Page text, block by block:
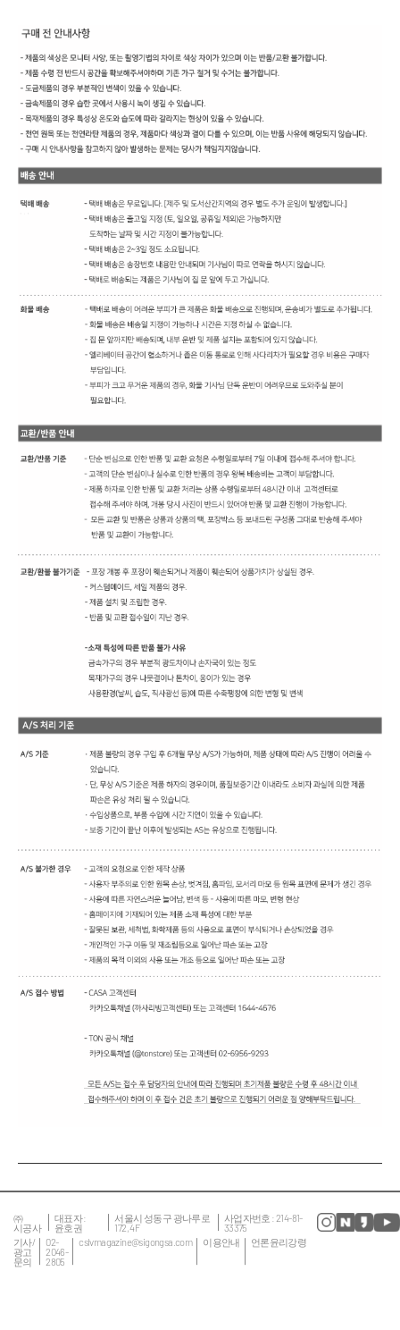
㈜
시공사
대표자 :
윤호권
서울시 성동구 광나루로
172, 4F
사업자번호 : 214-81-
33375
기사/
광고
문의
02-
2046-
2805
cslvmagazine@sigongsa.com 이용안내 언론윤리강령